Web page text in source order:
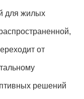
для жилых
от
решений